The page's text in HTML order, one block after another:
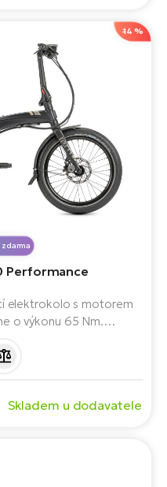
-14 %
zdarma
Performance
elektrokolo s motorem
o výkonu 65 Nm.
se složí, uveze až 125
Skladem u dodavatele